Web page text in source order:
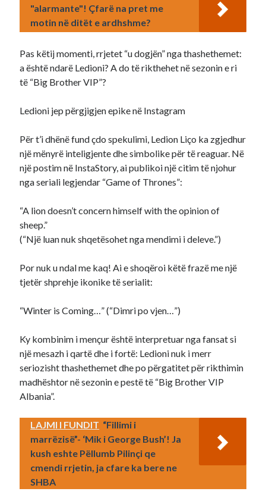
"alarmante"! Çfarë na pret me
motin në ditët e ardhshme?
Pas këtij momenti, rrjetet “u dogjën” nga thashethemet:
a është ndarë Ledioni? A do të rikthehet në sezonin e ri
të “Big Brother VIP”?
Ledioni jep përgjigjen epike në Instagram
Për t’i dhënë fund çdo spekulimi, Ledion Liço ka zgjedhur
një mënyrë inteligjente dhe simbolike për të reaguar. Në
një postim në InstaStory, ai publikoi një citim të njohur
nga seriali legjendar “Game of Thrones”:
“A lion doesn’t concern himself with the opinion of
sheep.”
(“Një luan nuk shqetësohet nga mendimi i deleve.”)
Por nuk u ndal me kaq! Ai e shoqëroi këtë frazë me një
tjetër shprehje ikonike të serialit:
“Winter is Coming…” (“Dimri po vjen…”)
Ky kombinim i mençur është interpretuar nga fansat si
një mesazh i qartë dhe i fortë: Ledioni nuk i merr
seriozisht thashethemet dhe po përgatitet për rikthimin
madhështor në sezonin e pestë të “Big Brother VIP
Albania”.
LAJMI I FUNDIT “Fillimi i
marrëzisë”- ‘Mik i George Bush’! Ja
kush eshte Pëllumb Pilinçi qe
cmendi rrjetin, ja cfare ka bere ne
SHBA